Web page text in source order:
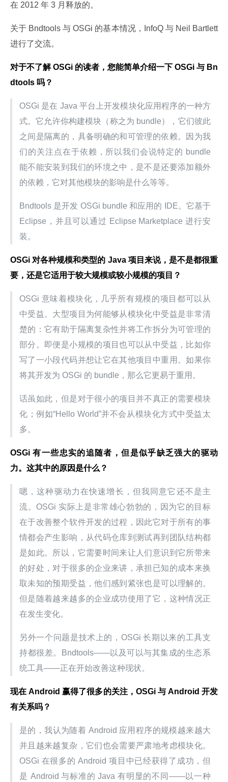
在 2012 年 3 月释放的。
关于 Bndtools 与 OSGi 的基本情况，InfoQ 与 Neil Bartlett
进行了交流。
对于不了解 OSGi 的读者，您能简单介绍一下 OSGi 与 Bn
dtools 吗？
OSGi 是在 Java 平台上开发模块化应用程序的一种方
式。它允许你构建模块（称之为 bundle），它们彼此
之间是隔离的，具备明确的和可管理的依赖。因为我
们的关注点在于依赖，所以我们会说特定的 bundle
能不能安装到我们的环境之中，是不是还要添加额外
的依赖，它对其他模块的影响是什么等等。
Bndtools 是开发 OSGi bundle 和应用的 IDE。它基于
Eclipse，并且可以通过 Eclipse Marketplace 进行安
装。
OSGi 对各种规模和类型的 Java 项目来说，是不是都很重
要，还是它适用于较大规模或较小规模的项目？
OSGi 意味着模块化，几乎所有规模的项目都可以从
中受益。大型项目为何能够从模块化中受益是非常清
楚的：它有助于隔离复杂性并将工作拆分为可管理的
部分。即便是小规模的项目也可以从中受益，比如你
写了一小段代码并想让它在其他项目中重用。如果你
将其开发为 OSGi 的 bundle，那么它更易于重用。
话虽如此，但是对于很小的项目并不真正的需要模块
化；例如“Hello World”并不会从模块化方式中受益太
多。
OSGi 有一些忠实的追随者，但是似乎缺乏强大的驱动
力。这其中的原因是什么？
嗯，这种驱动力在快速增长，但我同意它还不是主
流。OSGi 实际上是非常雄心勃勃的，因为它的目标
在于改善整个软件开发的过程，因此它对于所有的事
情都会产生影响，从代码仓库到测试再到团队结构都
是如此。所以，它需要时间来让人们意识到它所带来
的好处，对于很多的企业来讲，承担已知的成本来换
取未知的预期受益，他们感到紧张也是可以理解的。
但是随着越来越多的企业成功使用了它，这种情况正
在发生变化。
另外一个问题是技术上的，OSGi 长期以来的工具支
持都很差。Bndtools——以及可以与其集成的生态系
统工具——正在开始改善这种现状。
现在 Android 赢得了很多的关注，OSGi 与 Android 开发
有关系吗？
是的，我认为随着 Android 应用程序的规模越来越大
并且越来越复杂，它们也会需要严肃地考虑模块化。
OSGi 在很多的 Android 项目中已经获得了成功，但
是 Android 与标准的 Java 有明显的不同——以一种